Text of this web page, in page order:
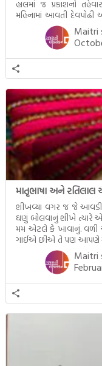
હાલમાં જ પ્રકાશનો
મહિનામાં આવતી દેવપોઢી
આવતી દેવ ઊઠી
દીક્ષાગ્રહણ, યજ્ઞ, ગૃહપ્રવેશ
Maitri
માતૃભાષા અને રતિલાલ
શીખવ્યા વગર જ જે
ઘણું બોલવાનું શીખે ત્યારે
મમ એટલે કે ખાવાનું. વળી
ગાઈએ છીએ તે પણ આપણે
આમ બાળકને […]
Maitri